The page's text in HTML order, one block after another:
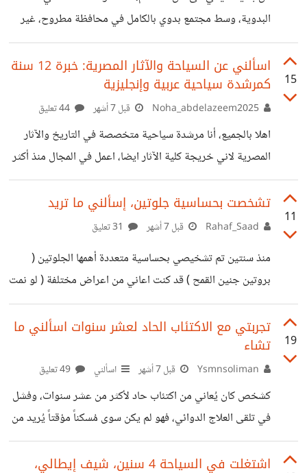
البدوية، وسط مجتمع بدوي بالكامل في محافظة مطروح، غير
انني كنت متردد بينهم وبين عائلة والدي فاستطعت ان اتاقلم
واتعلم ثقافات متعددة بين ثقافة الاسكندرية وطباعهم، وثقافة
البدو وطباعهم، لهم اسلوبهم المختلف تماما في الحياة وموارد
الرزق وطرق الزواج والتقاليد والاعراف، وحتى الانتماء الثقافي
يرون انهم ينتمون ل ليبيا اكثر من مصر، كانت لي معرفه ايضا
على بعض طرقهم في التهريب بين مصر وليبيا، هناك شباب لا
15
اسألني عن السياحة والآثار المصرية: خبرة 12 سنة
كمرشدة سياحية عربية وإنجليزية
قبل 7 أشهر
اهلا بالجميع، أنا مرشدة سياحية متخصصة في التاريخ والآثار
المصرية لاني خريجة كلية الآثار ايضا، اعمل في المجال منذ أكثر
من 12 سنة، وقدّمت عملي بالعربي والإنجليزي، سواء مع شركات
سياحية أو من خلال جهات حكومية، ومع فئات مختلفة من
الزائرين: أفراد، مجموعات، باحثين، ودارسين. طوال سنوات
والبرامج السياحية، وواجهت أسئلة كتير متكررة — وأحيانًا
معلومات مغلوطة — عن مصر، تاريخها، وآثارها، وكمان عن العمل
في المجال السياحي نفسه، اذا​ احد لديه
11
تشخصت بحساسية جلوتين، إسألني ما تريد
قبل 7 أشهر
منذ سنتين تم تشخيصي بحساسية متعددة أهمها الجلوتين (
بروتين جنين القمح ) قد كنت اعاني من اعراض مختلفة ( لو نمت
على ناحية معينة أشعر بانسداد في الانف في تلك الناحية )
حرارة مستمرة و متقطعة على فترات، همدان و اعياء شديدين،
حتى وصلت بي اعزكم الله لظهور حبوب بداخل الانف مؤلمة جدا
و لا تستجيب لأي نوعية من الأدوية. لكن منذ ان اتبعت الخطة
العلاجية و امتنعت عن مسببات الحساسية باتت صحتي جيدة
الحمد لله مع نضارة في
19
تجربتي مع الاكتئاب الحاد لعشر سنوات اسألني ما
تشاء
قبل 7 أشهر اسألني
كشخص كان يُعاني من اكتئاب حاد لأكثر من عشر سنوات، وفشل
في تلقى العلاج الدوائي، فهو لم يكن سوى مُسكناً مؤقتاً يُريد من
ساعات نومي، ويفتح شهيتي، فكنت أبدأ كورس العلاج بتوقعات
عالية جداً، لينتهي بي المطاف إلى إحباط مُدمر لا يزيد حالتي إلا
اشتغلت في السياحة 4 سنين، شيف إيطالي،